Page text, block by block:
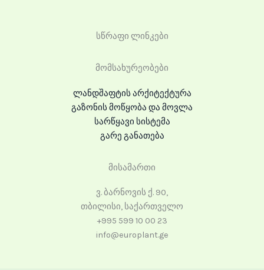
სწრაფი ლინკები
მომსახურეობები
ლანდშაფტის არქიტექტურა
გაზონის მოწყობა და მოვლა
სარწყავი სისტემა
გარე განათება
მისამართი
ვ. ბარნოვის ქ. 90,
თბილისი, საქართველო
+995 599 10 00 23
info@europlant.ge